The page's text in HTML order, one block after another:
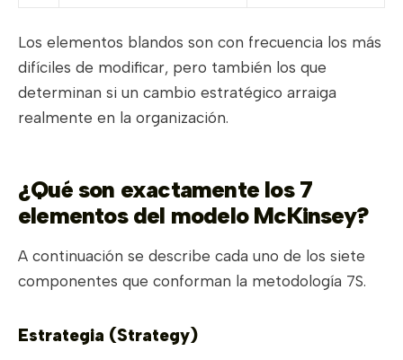
Los elementos blandos son con frecuencia los más
difíciles de modificar, pero también los que
determinan si un cambio estratégico arraiga
realmente en la organización.
¿Qué son exactamente los 7
elementos del modelo McKinsey?
A continuación se describe cada uno de los siete
componentes que conforman la metodología 7S.
Estrategia (Strategy)